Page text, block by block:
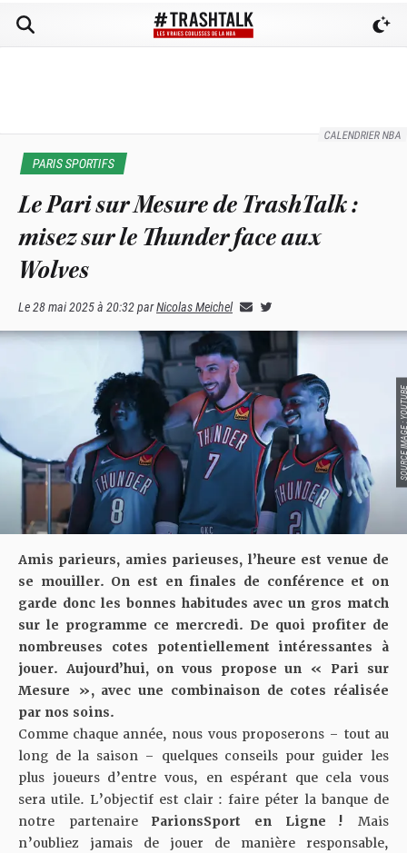
CALENDRIER NBA
PARIS SPORTIFS
Le Pari sur Mesure de TrashTalk :
misez sur le Thunder face aux
Wolves
Le28 mai 2025 à 20:32parNicolas Meichel
SOURCE
Amis parieurs, amies parieuses, l’heure est venue de
se mouiller. On est en finales de conférence et on
garde donc les bonnes habitudes avec un gros match
sur le programme ce mercredi. De quoi profiter de
nombreuses cotes potentiellement intéressantes à
jouer. Aujourd’hui, on vous propose un « Pari sur
Mesure », avec une combinaison de cotes réalisée
par nos soins.
Comme chaque année, nous vous proposerons – tout au
long de la saison – quelques conseils pour guider les
plus joueurs d’entre vous, en espérant que cela vous
sera utile. L’objectif est clair : faire péter la banque de
notre partenaire
ParionsSport en Ligne ! Mais
n’oubliez jamais de jouer de manière responsable,